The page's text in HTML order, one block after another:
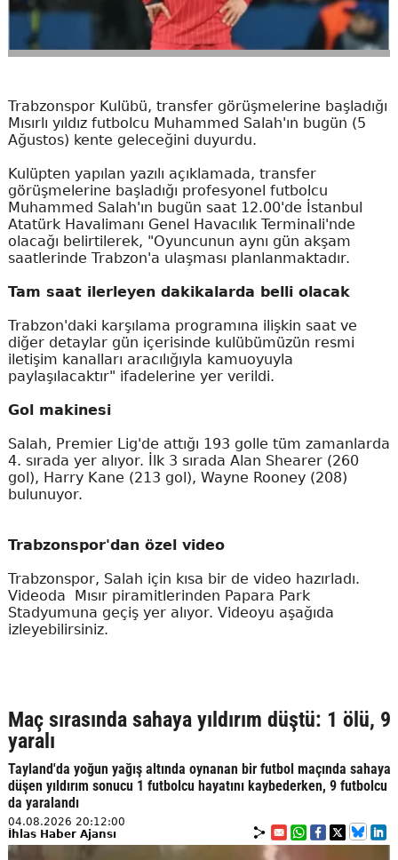
Trabzonspor Kulübü, transfer görüşmelerine başladığı
Mısırlı yıldız futbolcu Muhammed Salah'ın bugün (5
Ağustos) kente geleceğini duyurdu.
Kulüpten yapılan yazılı açıklamada, transfer
görüşmelerine başladığı profesyonel futbolcu
Muhammed Salah'ın bugün saat 12.00'de İstanbul
Atatürk Havalimanı Genel Havacılık Terminali'nde
olacağı belirtilerek, "Oyuncunun aynı gün akşam
saatlerinde Trabzon'a ulaşması planlanmaktadır.
Tam saat ilerleyen dakikalarda belli olacak
Trabzon'daki karşılama programına ilişkin saat ve
diğer detaylar gün içerisinde kulübümüzün resmi
iletişim kanalları aracılığıyla kamuoyuyla
paylaşılacaktır" ifadelerine yer verildi.
Gol makinesi
Salah, Premier Lig'de attığı 193 golle tüm zamanlarda
4. sırada yer alıyor. İlk 3 sırada Alan Shearer (260
gol), Harry Kane (213 gol), Wayne Rooney (208)
bulunuyor.
Trabzonspor'dan özel video
Trabzonspor, Salah için kısa bir de video hazırladı.
Videoda Mısır piramitlerinden Papara Park
Stadyumuna geçiş yer alıyor. Videoyu aşağıda
izleyebilirsiniz.
Maç sırasında sahaya yıldırım düştü: 1 ölü, 9
yaralı
Tayland'da yoğun yağış altında oynanan bir futbol maçında sahaya
düşen yıldırım sonucu 1 futbolcu hayatını kaybederken, 9 futbolcu
da yaralandı
04.08.2026 20:12:00
İhlas Haber Ajansı